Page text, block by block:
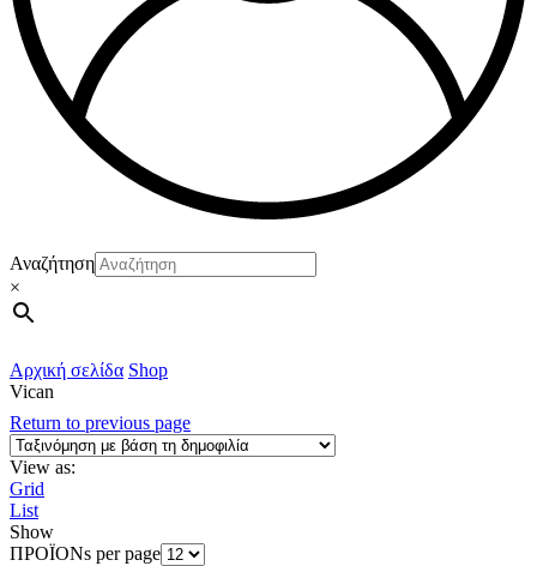
Αναζήτηση
×
Αρχική σελίδα Shop
Vican
Return to previous page
View as:
Grid
List
Show
ΠΡΟΪΟΝs per page